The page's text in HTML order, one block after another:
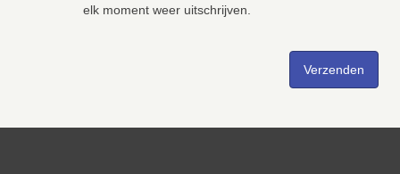
elk moment weer uitschrijven.